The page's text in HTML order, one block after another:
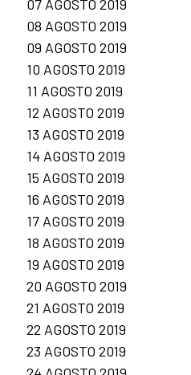
07 AGOSTO 2019
08 AGOSTO 2019
09 AGOSTO 2019
10 AGOSTO 2019
11 AGOSTO 2019
12 AGOSTO 2019
13 AGOSTO 2019
14 AGOSTO 2019
15 AGOSTO 2019
16 AGOSTO 2019
17 AGOSTO 2019
18 AGOSTO 2019
19 AGOSTO 2019
20 AGOSTO 2019
21 AGOSTO 2019
22 AGOSTO 2019
23 AGOSTO 2019